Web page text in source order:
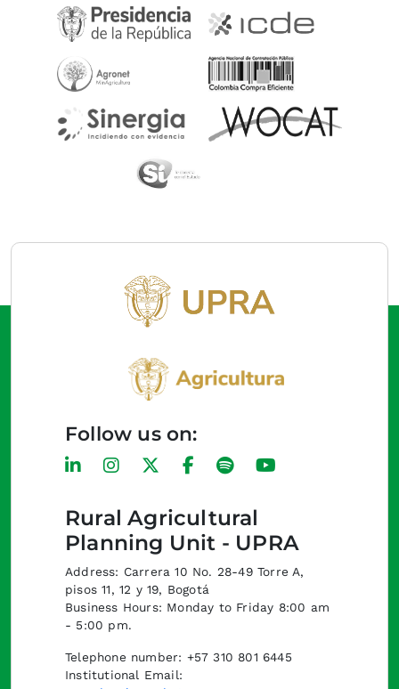
Rural Agricultural
Planning Unit - UPRA
Address: Carrera 10 No. 28-49 Torre A,
pisos 11, 12 y 19, Bogotá
Business Hours: Monday to Friday 8:00 am
- 5:00 pm.
Telephone number: +57 310 801 6445
Institutional Email:
Follow us on: